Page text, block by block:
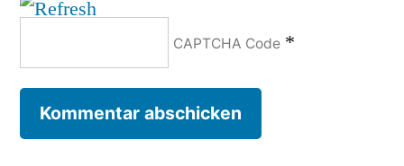
CAPTCHA Code *